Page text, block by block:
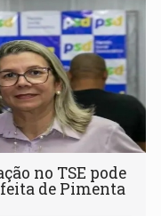
no TSE pode
de Pimenta